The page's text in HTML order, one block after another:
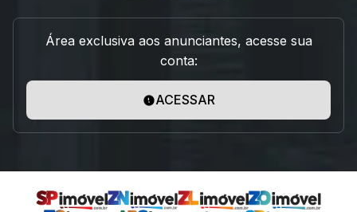
Área exclusiva aos anunciantes, acesse sua
conta:
ACESSAR